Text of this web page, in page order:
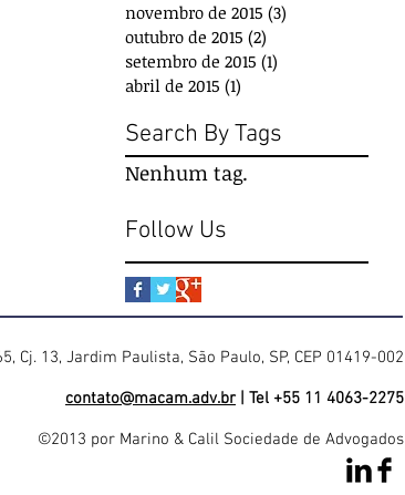
novembro de 2015 (3)
outubro de 2015 (2)
setembro de 2015 (1)
abril de 2015 (1)
Search By Tags
Nenhum tag.
Follow Us
Cj. 13, Jardim Paulista, São Paulo, SP, CEP 01419-002
contato@macam.adv.br | Tel +55 11 4063-2275
©2013 por Marino & Calil Sociedade de Advogados